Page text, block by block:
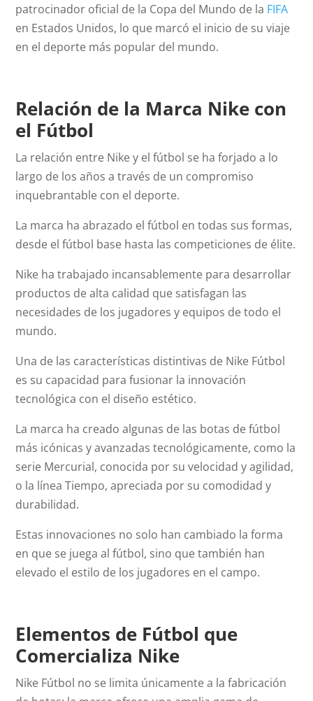
patrocinador oficial de la Copa del Mundo de la FIFA
en Estados Unidos, lo que marcó el inicio de su viaje
en el deporte más popular del mundo.
Relación de la Marca Nike con
el Fútbol
La relación entre Nike y el fútbol se ha forjado a lo
largo de los años a través de un compromiso
inquebrantable con el deporte.
La marca ha abrazado el fútbol en todas sus formas,
desde el fútbol base hasta las competiciones de élite.
Nike ha trabajado incansablemente para desarrollar
productos de alta calidad que satisfagan las
necesidades de los jugadores y equipos de todo el
mundo.
Una de las características distintivas de Nike Fútbol
es su capacidad para fusionar la innovación
tecnológica con el diseño estético.
La marca ha creado algunas de las botas de fútbol
más icónicas y avanzadas tecnológicamente, como la
serie Mercurial, conocida por su velocidad y agilidad,
o la línea Tiempo, apreciada por su comodidad y
durabilidad.
Estas innovaciones no solo han cambiado la forma
en que se juega al fútbol, sino que también han
elevado el estilo de los jugadores en el campo.
Elementos de Fútbol que
Comercializa Nike
Nike Fútbol no se limita únicamente a la fabricación